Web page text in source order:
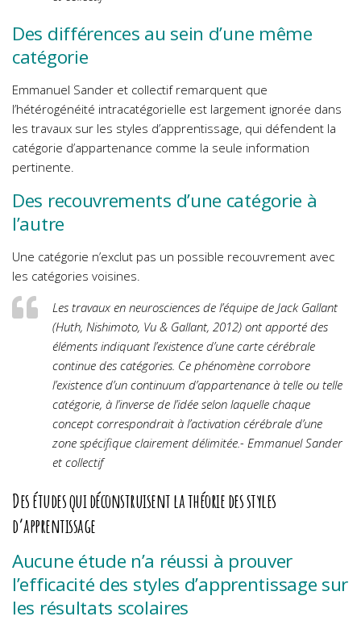
Des différences au sein d’une même
catégorie
Emmanuel Sander et collectif remarquent que
l’hétérogénéité intracatégorielle est largement ignorée dans
les travaux sur les styles d’apprentissage, qui défendent la
catégorie d’appartenance comme la seule information
pertinente.
Des recouvrements d’une catégorie à
l’autre
Une catégorie n’exclut pas un possible recouvrement avec
les catégories voisines.
Les travaux en neurosciences de l’équipe de Jack Gallant
(Huth, Nishimoto, Vu & Gallant, 2012) ont apporté des
éléments indiquant l’existence d’une carte cérébrale
continue des catégories. Ce phénomène corrobore
l’existence d’un continuum d’appartenance à telle ou telle
catégorie, à l’inverse de l’idée selon laquelle chaque
concept correspondrait à l’activation cérébrale d’une
zone spécifique clairement délimitée.- Emmanuel Sander
et collectif
Des études qui déconstruisent la théorie des styles
d’apprentissage
Aucune étude n’a réussi à prouver
l’efficacité des styles d’apprentissage sur
les résultats scolaires